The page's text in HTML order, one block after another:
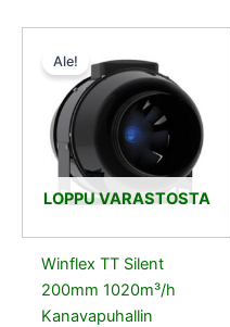
LOPPU VARASTOSTA
Ale!
Winflex TT Silent
200mm 1020m³/h
Kanavapuhallin
oli:
269,50 €.256,02 €.